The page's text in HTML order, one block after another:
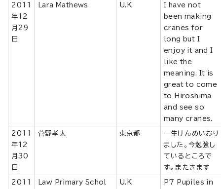
2011
年12
月29
日
Lara Mathews U.K
I have not
been making
cranes for
long but I
enjoy it and I
like the
meaning. It is
great to come
to Hiroshima
and see so
many cranes.
2011
年12
月30
日
菅野孝太 東京都
一生けんめいおり
ました。今勉強し
ているところで
す。またきます
2011
Law Primary Schol U.K
P7 Pupiles in